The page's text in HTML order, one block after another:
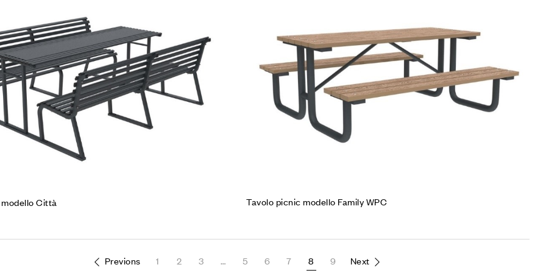
Leggi tutto
Città Tavolo picnic modello Family WPC
Previons 1 2 3 … 5 6 7 8 9 Next